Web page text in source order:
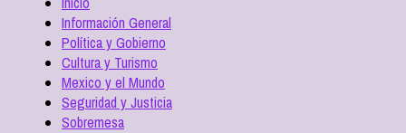
Información General
Política y Gobierno
Cultura y Turismo
Mexico y el Mundo
Seguridad y Justicia
Sobremesa